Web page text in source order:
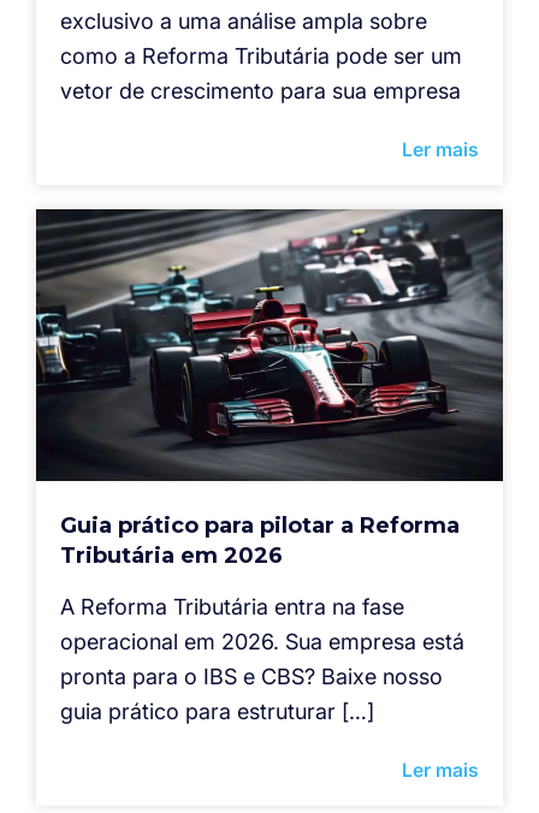
exclusivo a uma análise ampla sobre
como a Reforma Tributária pode ser um
vetor de crescimento para sua empresa
Ler mais
Guia prático para pilotar a Reforma
Tributária em 2026
A Reforma Tributária entra na fase
operacional em 2026. Sua empresa está
pronta para o IBS e CBS? Baixe nosso
guia prático para estruturar […]
Ler mais